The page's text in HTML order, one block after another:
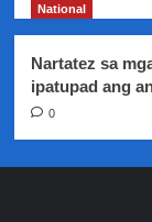
National
Nartatez sa
ipatupad ang
0